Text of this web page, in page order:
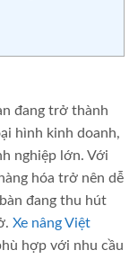
đang trở thành
hình kinh doanh,
nghiệp lớn. Với
hóa trở nên dễ
đang thu hút
Xe nâng Việt
hợp với nhu cầu